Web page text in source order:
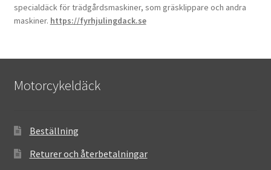
specialdäck för trädgårdsmaskiner, som gräsklippare och andra
maskiner. https://fyrhjulingdack.se
Motorcykeldäck
Beställning
Returer och återbetalningar